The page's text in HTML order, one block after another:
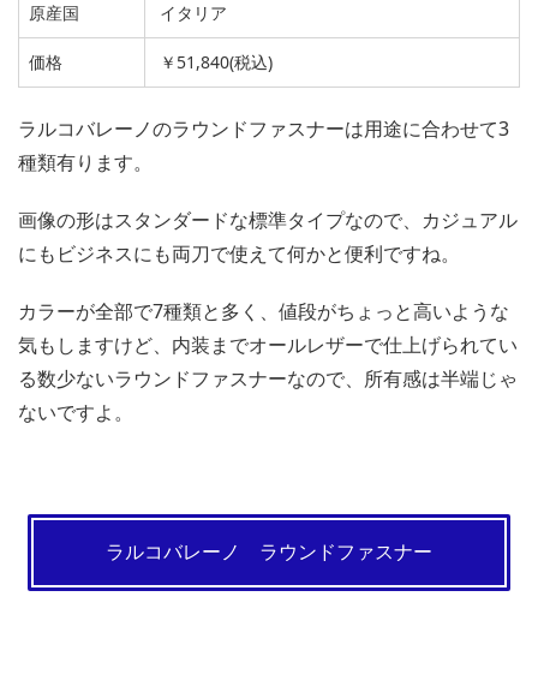
原産国 イタリア
価格 ￥51,840(税込)
ラルコバレーノのラウンドファスナーは用途に合わせて3
種類有ります。
画像の形はスタンダードな標準タイプなので、カジュアル
にもビジネスにも両刀で使えて何かと便利ですね。
カラーが全部で7種類と多く、値段がちょっと高いような
気もしますけど、内装までオールレザーで仕上げられてい
る数少ないラウンドファスナーなので、所有感は半端じゃ
ないですよ。
ラルコバレーノ ラウンドファスナー